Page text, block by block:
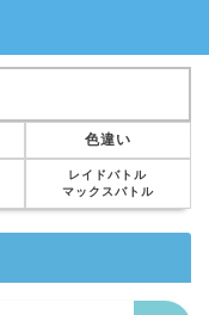
色違い
レイドバトル
マックスバトル